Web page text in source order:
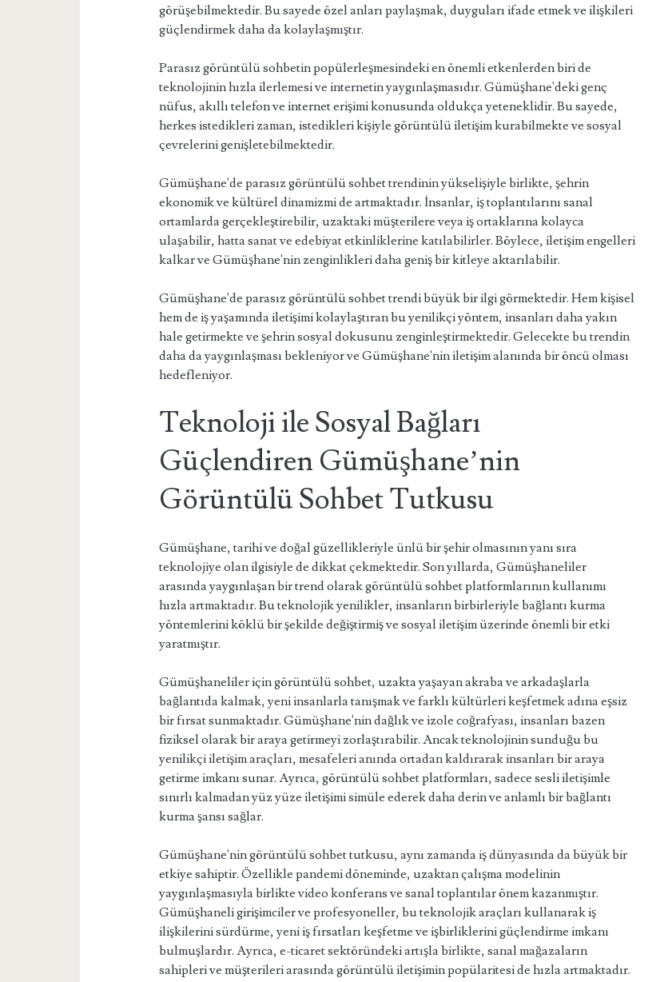
görüşebilmektedir. Bu sayede özel anları paylaşmak, duyguları ifade etmek ve ilişkileri
güçlendirmek daha da kolaylaşmıştır.
Parasız görüntülü sohbetin popülerleşmesindeki en önemli etkenlerden biri de
teknolojinin hızla ilerlemesi ve internetin yaygınlaşmasıdır. Gümüşhane'deki genç
nüfus, akıllı telefon ve internet erişimi konusunda oldukça yeteneklidir. Bu sayede,
herkes istedikleri zaman, istedikleri kişiyle görüntülü iletişim kurabilmekte ve sosyal
çevrelerini genişletebilmektedir.
Gümüşhane'de parasız görüntülü sohbet trendinin yükselişiyle birlikte, şehrin
ekonomik ve kültürel dinamizmi de artmaktadır. İnsanlar, iş toplantılarını sanal
ortamlarda gerçekleştirebilir, uzaktaki müşterilere veya iş ortaklarına kolayca
ulaşabilir, hatta sanat ve edebiyat etkinliklerine katılabilirler. Böylece, iletişim engelleri
kalkar ve Gümüşhane'nin zenginlikleri daha geniş bir kitleye aktarılabilir.
Gümüşhane'de parasız görüntülü sohbet trendi büyük bir ilgi görmektedir. Hem kişisel
hem de iş yaşamında iletişimi kolaylaştıran bu yenilikçi yöntem, insanları daha yakın
hale getirmekte ve şehrin sosyal dokusunu zenginleştirmektedir. Gelecekte bu trendin
daha da yaygınlaşması bekleniyor ve Gümüşhane'nin iletişim alanında bir öncü olması
hedefleniyor.
Teknoloji ile Sosyal Bağları
Güçlendiren Gümüşhane’nin
Görüntülü Sohbet Tutkusu
Gümüşhane, tarihi ve doğal güzellikleriyle ünlü bir şehir olmasının yanı sıra
teknolojiye olan ilgisiyle de dikkat çekmektedir. Son yıllarda, Gümüşhaneliler
arasında yaygınlaşan bir trend olarak görüntülü sohbet platformlarının kullanımı
hızla artmaktadır. Bu teknolojik yenilikler, insanların birbirleriyle bağlantı kurma
yöntemlerini köklü bir şekilde değiştirmiş ve sosyal iletişim üzerinde önemli bir etki
yaratmıştır.
Gümüşhaneliler için görüntülü sohbet, uzakta yaşayan akraba ve arkadaşlarla
bağlantıda kalmak, yeni insanlarla tanışmak ve farklı kültürleri keşfetmek adına eşsiz
bir fırsat sunmaktadır. Gümüşhane'nin dağlık ve izole coğrafyası, insanları bazen
fiziksel olarak bir araya getirmeyi zorlaştırabilir. Ancak teknolojinin sunduğu bu
yenilikçi iletişim araçları, mesafeleri anında ortadan kaldırarak insanları bir araya
getirme imkanı sunar. Ayrıca, görüntülü sohbet platformları, sadece sesli iletişimle
sınırlı kalmadan yüz yüze iletişimi simüle ederek daha derin ve anlamlı bir bağlantı
kurma şansı sağlar.
Gümüşhane'nin görüntülü sohbet tutkusu, aynı zamanda iş dünyasında da büyük bir
etkiye sahiptir. Özellikle pandemi döneminde, uzaktan çalışma modelinin
yaygınlaşmasıyla birlikte video konferans ve sanal toplantılar önem kazanmıştır.
Gümüşhaneli girişimciler ve profesyoneller, bu teknolojik araçları kullanarak iş
ilişkilerini sürdürme, yeni iş fırsatları keşfetme ve işbirliklerini güçlendirme imkanı
bulmuşlardır. Ayrıca, e-ticaret sektöründeki artışla birlikte, sanal mağazaların
sahipleri ve müşterileri arasında görüntülü iletişimin popülaritesi de hızla artmaktadır.